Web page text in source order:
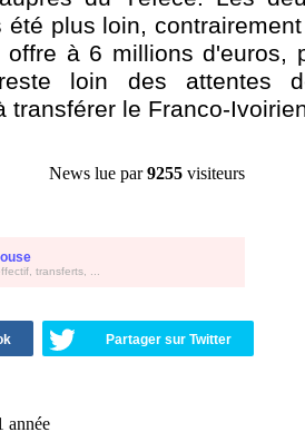
été plus loin,
à 6 millions d'euros,
loin des attentes
transférer le Franco-
News lue par9255 visiteurs
transferts, ...
Partager sur Twitter